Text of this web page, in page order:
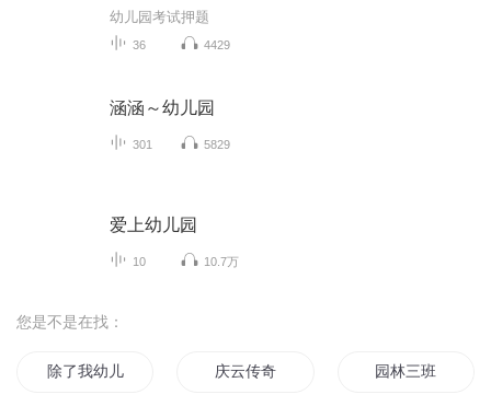
幼儿园考试押题
36 4429
涵涵～幼儿园
301 5829
爱上幼儿园
10 10.7万
您是不是在找：
除了我幼儿园全是妖怪 庆云传奇 园林三班